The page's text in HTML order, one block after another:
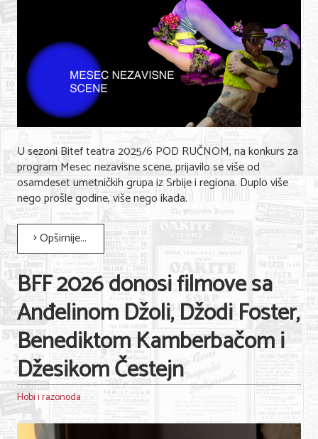
U sezoni Bitef teatra 2025/6 POD RUČNOM, na konkurs za
program Mesec nezavisne scene, prijavilo se više od
osamdeset umetničkih grupa iz Srbije i regiona. Duplo više
nego prošle godine, više nego ikada.
Opširnije...
BFF 2026 donosi filmove sa
Anđelinom Džoli, Džodi Foster,
Benediktom Kamberbačom i
Džesikom Čestejn
Hobi i razonoda